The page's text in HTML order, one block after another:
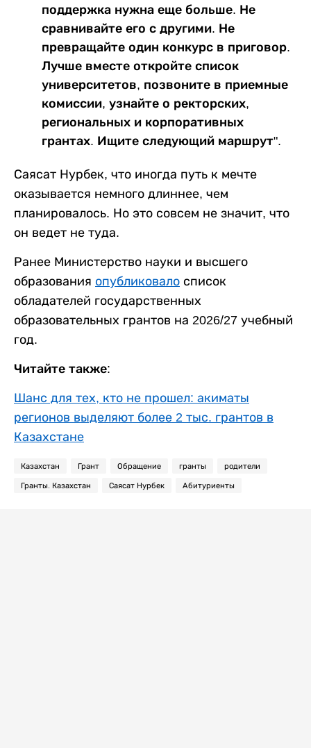
поддержка нужна еще больше. Не
сравнивайте его с другими. Не
превращайте один конкурс в приговор.
Лучше вместе откройте список
университетов, позвоните в приемные
комиссии, узнайте о ректорских,
региональных и корпоративных
грантах. Ищите следующий маршрут".
Саясат Нурбек, что иногда путь к мечте
оказывается немного длиннее, чем
планировалось. Но это совсем не значит, что
он ведет не туда.
Ранее Министерство науки и высшего
образования опубликовало список
обладателей государственных
образовательных грантов на 2026/27 учебный
год.
Читайте также:
Шанс для тех, кто не прошел: акиматы
регионов выделяют более 2 тыс. грантов в
Казахстане
Казахстан Грант Обращение гранты родители
Гранты. Казахстан Саясат Нурбек Абитуриенты